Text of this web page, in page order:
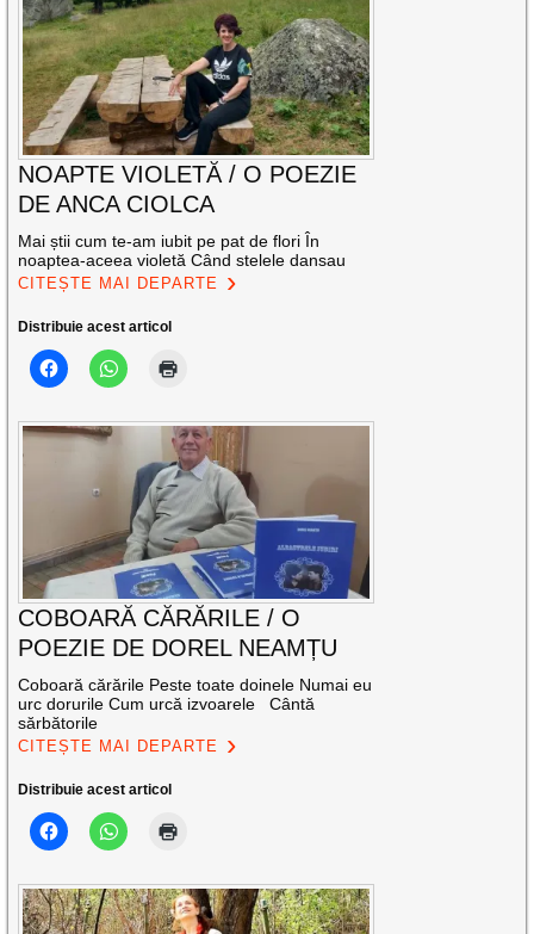
NOAPTE VIOLETĂ / O POEZIE
DE ANCA CIOLCA
Mai știi cum te-am iubit pe pat de flori În
noaptea-aceea violetă Când stelele dansau
CITEȘTE MAI DEPARTE
Distribuie acest articol
COBOARĂ CĂRĂRILE / O
POEZIE DE DOREL NEAMȚU
Coboară cărările Peste toate doinele Numai eu
urc dorurile Cum urcă izvoarele Cântă
sărbătorile
CITEȘTE MAI DEPARTE
Distribuie acest articol